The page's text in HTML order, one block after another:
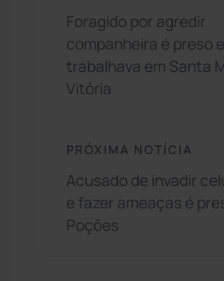
Foragido por agredir
companheira é preso
trabalhava em Santa
Vitória
PRÓXIMA NOTÍCIA
Acusado de invadir
e fazer ameaças é
Poções